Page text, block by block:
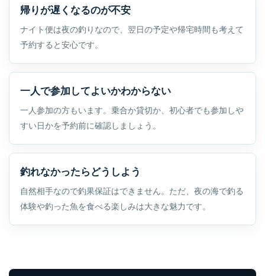
帰りが遅くなるのが不安
ナイト便は夜の釣りなので、翌日の予定や帰宅時間も考えて
予約すると安心です。
一人で参加してよいかわからない
一人参加の方もいます。乗合か貸切か、初心者でも参加しや
すい日かを予約前に確認しましょう。
釣れなかったらどうしよう
自然相手なので釣果保証はできません。ただ、夜の海で釣る
体験や釣った魚を食べる楽しみは大きな魅力です。